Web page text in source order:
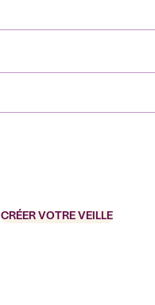
CRÉER VOTRE VEILLE